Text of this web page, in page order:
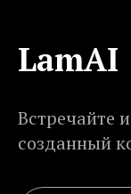
LamAI
Встречайте
созданный